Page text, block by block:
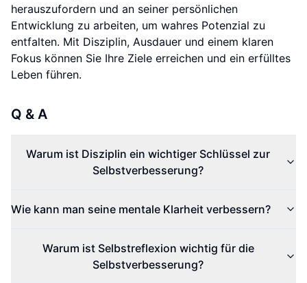
herauszufordern und an seiner persönlichen
Entwicklung zu arbeiten, um wahres Potenzial zu
entfalten. Mit Disziplin, Ausdauer und einem klaren
Fokus können Sie Ihre Ziele erreichen und ein erfülltes
Leben führen.
Q & A
Warum ist Disziplin ein wichtiger Schlüssel zur
Selbstverbesserung?
Wie kann man seine mentale Klarheit verbessern?
Warum ist Selbstreflexion wichtig für die
Selbstverbesserung?